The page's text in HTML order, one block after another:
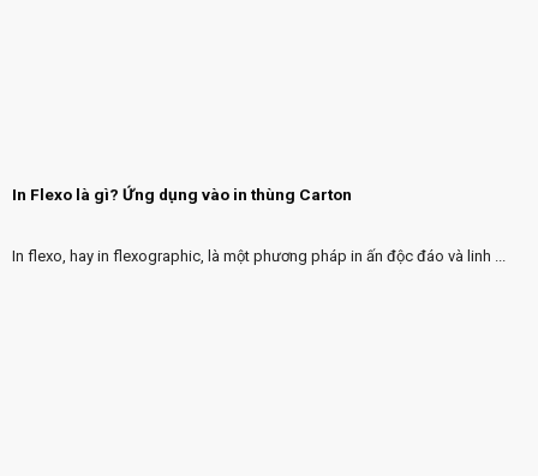
In Flexo là gì? Ứng dụng vào in thùng Carton
In flexo, hay in flexographic, là một phương pháp in ấn độc đáo và linh ...